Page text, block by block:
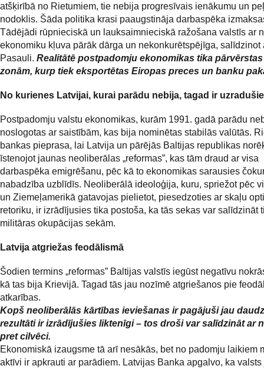
atšķirībā no Rietumiem, tie nebija progresīvais ienākumu un
nodoklis. Šāda politika krasi paaugstināja darbaspēka
Tādējādi rūpnieciskā un lauksaimnieciskā ražošana valstīs ar
ekonomiku kļuva pārāk dārga un nekonkurētspējīga, salīdzinot
Pasauli. Realitātē postpadomju ekonomikas tika
zonām, kurp tiek eksportētas Eiropas preces un banku
No kurienes Latvijai, kurai parādu nebija, tagad ir
Postpadomju valstu ekonomikas, kurām 1991. gadā parādu
noslogotas ar saistībām, kas bija nominētas stabilās valūtās.
bankas pieprasa, lai Latvija un pārējās Baltijas republikas
īstenojot jaunas neoliberālas „reformas”, kas tām draud ar visa
darbaspēka emigrēšanu, pēc kā to ekonomikas sarausies
nabadzība uzblīdīs. Neoliberālā ideoloģija, kuru, spriežot pēc
un Ziemeļamerikā gatavojas pielietot, piesedzoties ar skaļu
retoriku, ir izrādījusies tika postoša, ka tās sekas var salīdzināt
militāras okupācijas sekām.
Latvija atgriežas feodālismā
Šodien termins „reformas” Baltijas valstīs iegūst negatīvu
kā tas bija Krievijā. Tagad tās jau nozīmē atgriešanos pie
atkarības.
Kopš neoliberālās kārtības ieviešanas ir pagājuši jau
rezultāti ir izrādījušies liktenīgi – tos droši var salīdzināt ar
pret cilvēci.
Ekonomiskā izaugsme tā arī nesākās, bet no padomju laikiem
aktīvi ir apkrauti ar parādiem. Latvijas Banka apgalvo, ka valsts